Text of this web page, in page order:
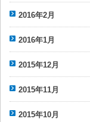
2016年2月
2016年1月
2015年12月
2015年11月
2015年10月